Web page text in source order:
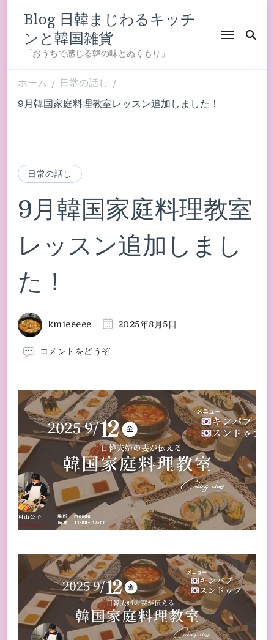
Blog 日韓まじわるキッチ
ンと韓国雑貨
「おうちで感じる韓の味とぬくもり」
ホーム / 日常の話し /
9月韓国家庭料理教室レッスン追加しました！
日常の話し
9月韓国家庭料理教室
レッスン追加しまし
た！
kmieeeee 2025年8月5日
コメントをどうぞ(9
国
家
庭
料
理
教
室
レ
ッ
ス
追
し
ま
し
た！)